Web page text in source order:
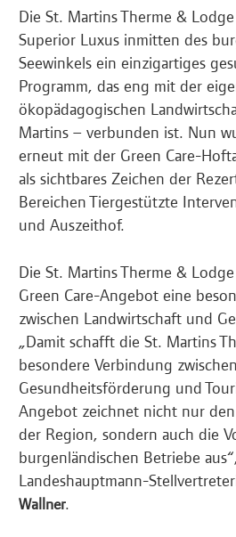
Die St. Martins Therme &
Superior Luxus inmitten des
Seewinkels ein einzigartiges
Programm, das eng mit der
ökopädagogischen
Martins – verbunden ist. Nun
erneut mit der Green Care-
als sichtbares Zeichen der
Bereichen Tiergestützte
und Auszeithof.
Die St. Martins Therme &
Green Care-Angebot eine
zwischen Landwirtschaft und
„Damit schafft die St. Martins
besondere Verbindung
Gesundheitsförderung und
Angebot zeichnet nicht nur
der Region, sondern auch die
burgenländischen Betriebe
Landeshauptmann-
Wallner.